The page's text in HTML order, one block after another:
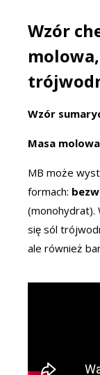
Wzór
Wzór
Masa
MB może
formach:
(monohydrat).
się sól
ale również